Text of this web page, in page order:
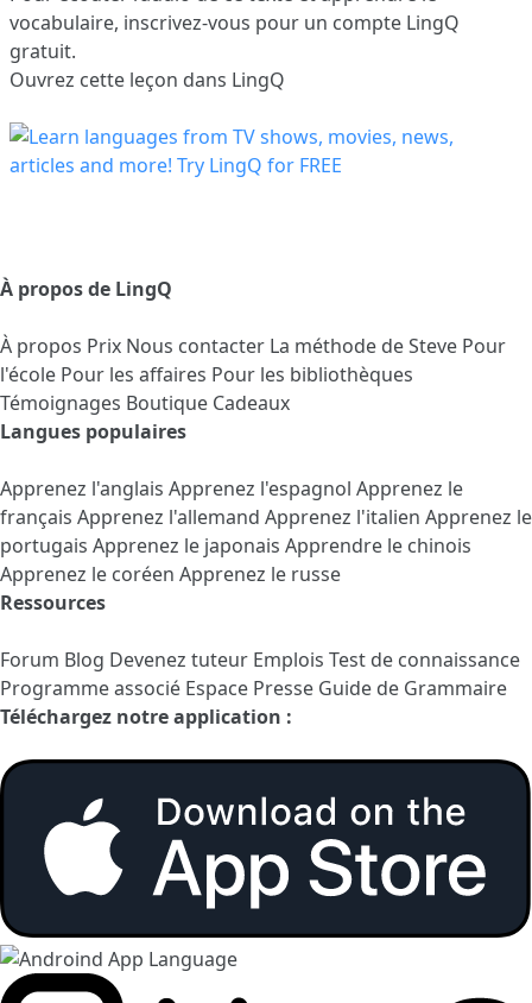
vocabulaire, inscrivez-vous pour un compte LingQ
gratuit.
Ouvrez cette leçon dans LingQ
À propos de LingQ
À propos Prix Nous contacter La méthode de Steve Pour
l'école Pour les affaires Pour les bibliothèques
Témoignages Boutique Cadeaux
Langues populaires
Apprenez l'anglais Apprenez l'espagnol Apprenez le
français Apprenez l'allemand Apprenez l'italien Apprenez le
portugais Apprenez le japonais Apprendre le chinois
Apprenez le coréen Apprenez le russe
Ressources
Forum Blog Devenez tuteur Emplois Test de connaissance
Programme associé Espace Presse Guide de Grammaire
Téléchargez notre application :